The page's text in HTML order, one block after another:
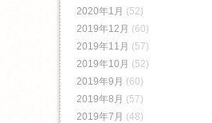
2020年1月 (52)
2019年12月 (60)
2019年11月 (57)
2019年10月 (52)
2019年9月 (60)
2019年8月 (57)
2019年7月 (48)